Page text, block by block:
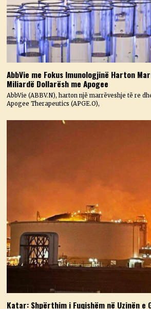
AbbVie me Fokus Imunologjinë Harton
Miliardë Dollarësh me Apogee
AbbVie (ABBV.N), harton një marrëveshje të re
Apogee Therapeutics (APGE.O),
Katar: Shpërthim i Fuqishëm në Uzinën e